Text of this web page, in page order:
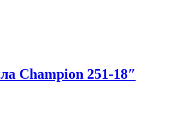
Champion 251-18″